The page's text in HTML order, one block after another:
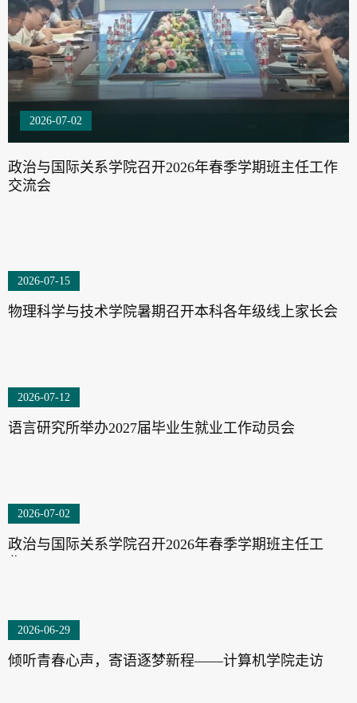
2026-07-02
政治与国际关系学院召开2026年春季学期班主任工作
交流会
2026-07-15
物理科学与技术学院暑期召开本科各年级线上家长会
2026-07-12
语言研究所举办2027届毕业生就业工作动员会
2026-07-02
政治与国际关系学院召开2026年春季学期班主任工
2026-06-29
倾听青春心声，寄语逐梦新程——计算机学院走访